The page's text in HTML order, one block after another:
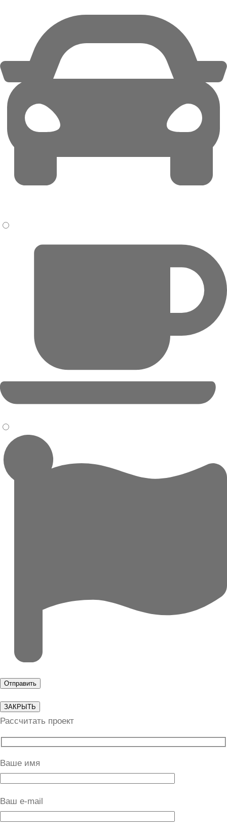
ЗАКРЫТЬ
Рассчитать проект
Ваше имя
Ваш e-mail